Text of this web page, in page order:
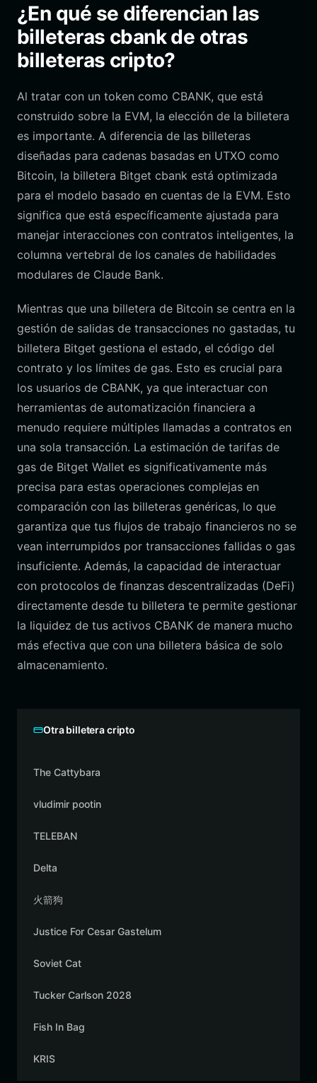
¿En qué se diferencian las
billeteras cbank de otras
billeteras cripto?
Al tratar con un token como CBANK, que está
construido sobre la EVM, la elección de la billetera
es importante. A diferencia de las billeteras
diseñadas para cadenas basadas en UTXO como
Bitcoin, la billetera Bitget cbank está optimizada
para el modelo basado en cuentas de la EVM. Esto
significa que está específicamente ajustada para
manejar interacciones con contratos inteligentes, la
columna vertebral de los canales de habilidades
modulares de Claude Bank.
Mientras que una billetera de Bitcoin se centra en la
gestión de salidas de transacciones no gastadas, tu
billetera Bitget gestiona el estado, el código del
contrato y los límites de gas. Esto es crucial para
los usuarios de CBANK, ya que interactuar con
herramientas de automatización financiera a
menudo requiere múltiples llamadas a contratos en
una sola transacción. La estimación de tarifas de
gas de Bitget Wallet es significativamente más
precisa para estas operaciones complejas en
comparación con las billeteras genéricas, lo que
garantiza que tus flujos de trabajo financieros no se
vean interrumpidos por transacciones fallidas o gas
insuficiente. Además, la capacidad de interactuar
con protocolos de finanzas descentralizadas (DeFi)
directamente desde tu billetera te permite gestionar
la liquidez de tus activos CBANK de manera mucho
más efectiva que con una billetera básica de solo
almacenamiento.
Otra billetera cripto
The Cattybara
vludimir pootin
TELEBAN
Delta
火箭狗
Justice For Cesar Gastelum
Soviet Cat
Tucker Carlson 2028
Fish In Bag
KRIS